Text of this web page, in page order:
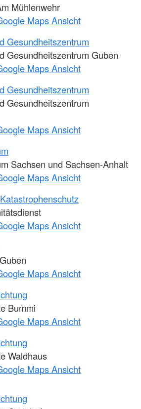
Mühlenwehr
Maps Ansicht
Gesundheitszentrum
Gesundheitszentrum Guben
Maps Ansicht
Gesundheitszentrum
Gesundheitszentrum
Maps Ansicht
Sachsen und Sachsen-Anhalt
Maps Ansicht
Maps Ansicht
Maps Ansicht
Bummi
Maps Ansicht
Waldhaus
Maps Ansicht